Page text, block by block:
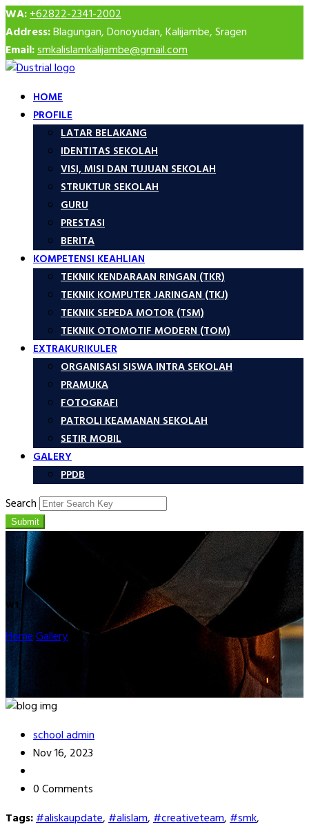
WA:+62822-2341-2002
Address:Blagungan, Donoyudan, Kalijambe, Sragen
Email:smkalislamkalijambe@gmail.com
HOME
PROFILE
LATAR BELAKANG
IDENTITAS SEKOLAH
VISI, MISI DAN TUJUAN SEKOLAH
STRUKTUR SEKOLAH
GURU
PRESTASI
BERITA
KOMPETENSI KEAHLIAN
TEKNIK KENDARAAN RINGAN (TKR)
TEKNIK KOMPUTER JARINGAN (TKJ)
TEKNIK SEPEDA MOTOR (TSM)
TEKNIK OTOMOTIF MODERN (TOM)
EXTRAKURIKULER
ORGANISASI SISWA INTRA SEKOLAH
PRAMUKA
FOTOGRAFI
PATROLI KEAMANAN SEKOLAH
SETIR MOBIL
GALERY
PPDB
Search
Submit
W1
HomeGallery
school admin
Nov 16, 2023
0 Comments
Tags:#aliskaupdate,#alislam,#creativeteam,#smk,